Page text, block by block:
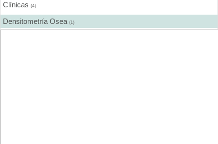
Clínicas (4)
Densitometría Osea (1)